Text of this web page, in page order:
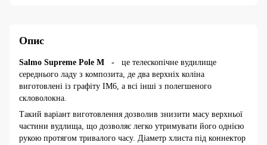
Опис
Salmo Supreme Pole M -
це телескопічне вудилище
середнього ладу з композита, де два верхніх коліна
виготовлені із графіту IM6, а всі інші з полегшеного
скловолокна.
Такий варіант виготовлення дозволив знизити масу верхньої
частини вудлища, що дозволяє легко утримувати його однією
рукою протягом тривалого часу. Діаметр хлиста під коннектор